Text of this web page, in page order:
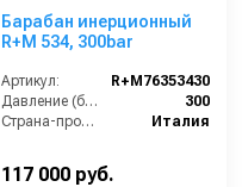
Барабан инерционный
R+M 534, 300bar
Артикул:
R+M76353430
Давление (бар):
300
Страна-производитель:
Италия
117 000 руб.